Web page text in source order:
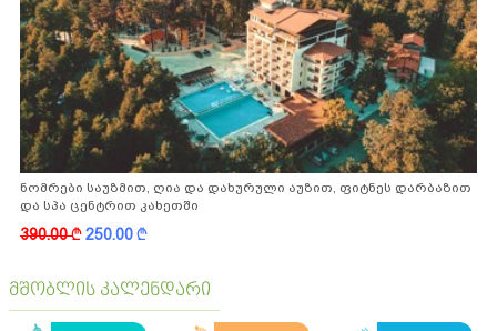
ნომრები საუზმით, ღია და დახურული აუზით, ფიტნეს დარბაზით
და სპა ცენტრით კახეთში
390.00k250.00k
მშობლის კალენდარი